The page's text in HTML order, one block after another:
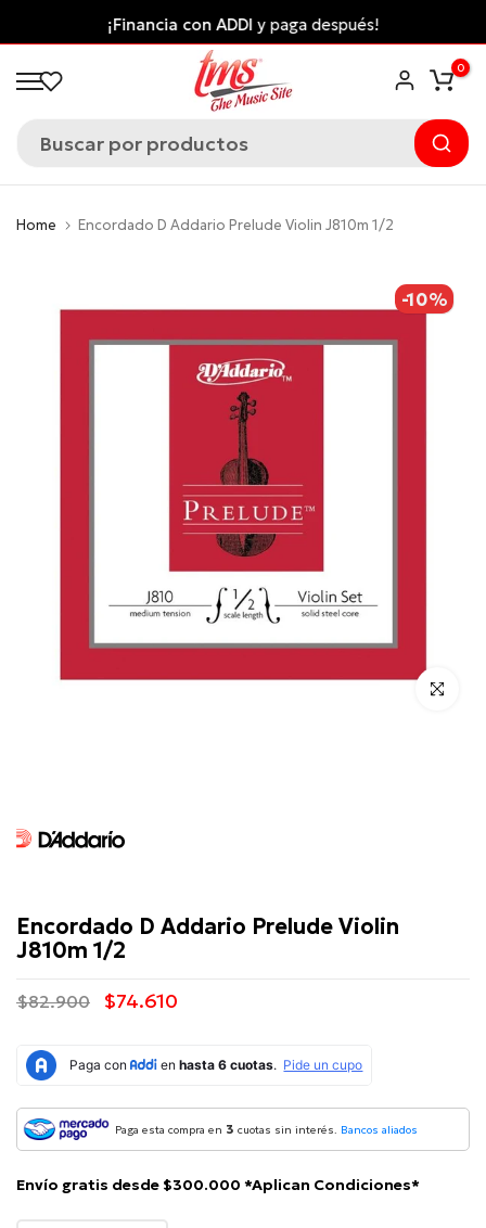
al
contenido
¡Financia con ADDI y paga después!
0
Home Encordado D Addario Prelude Violin J810m 1/2
-10%
Click para
Encordado D Addario Prelude Violin
J810m 1/2
$82.900 $74.610
Paga esta compra en 3 cuotas sin interés. Bancos aliados
Envío gratis desde $300.000 *Aplican Condiciones*